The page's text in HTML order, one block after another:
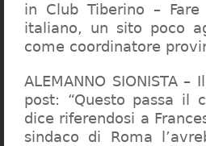
in Club Tiberino –
italiano, un sito poco
come coordinatore
ALEMANNO SIONISTA
post: “Questo passa il
dice riferendosi a
sindaco di Roma